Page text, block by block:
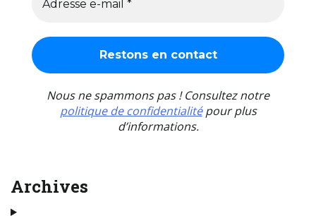
Nous ne spammons pas ! Consultez notre
politique de confidentialitépour plus
d’informations.
Archives